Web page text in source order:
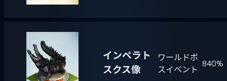
インペラト
スクス像
ワールドボ
スイベント
840%